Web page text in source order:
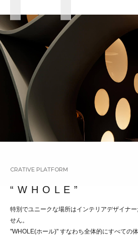
CRATIVE PLATFORM
“ W H O L E ”
特別でユニークな場所はインテリアデザイナ
せん。
"WHOLE(ホール)" すなわち全体的にすべての